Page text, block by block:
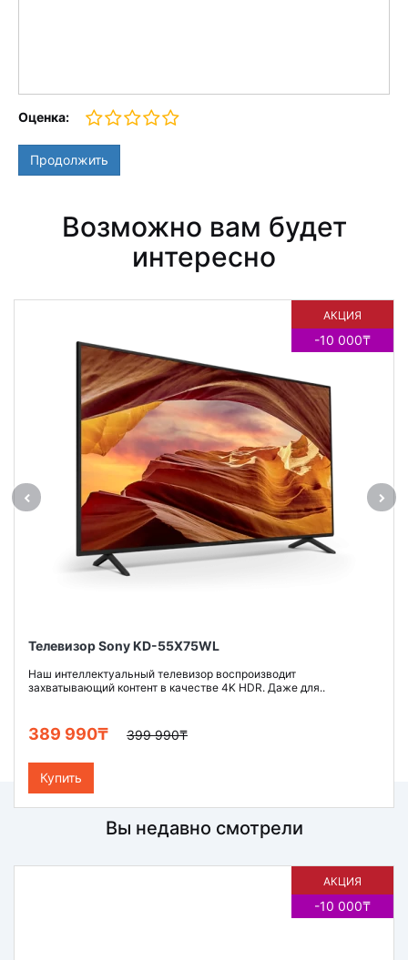
Оценка:
Продолжить
Возможно вам будет
интересно
АКЦИЯ
-10 000₸
Телевизор Sony KD-55X75WL
Наш интеллектуальный телевизор воспроизводит
захватывающий контент в качестве 4K HDR. Даже для..
389 990₸ 399 990₸
Купить
Вы недавно смотрели
АКЦИЯ
-10 000₸